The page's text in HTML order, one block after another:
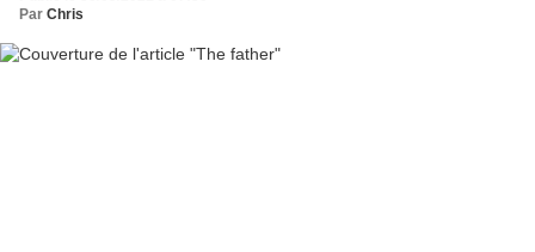
Par Chris